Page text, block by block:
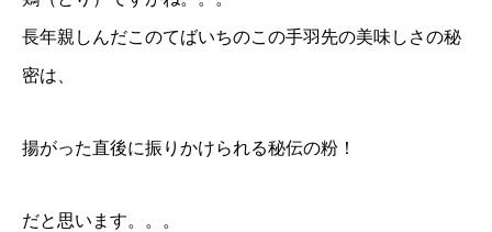
長年親しんだこのてばいちのこの手羽先の美味しさの秘
密は、
揚がった直後に振りかけられる秘伝の粉！
だと思います。。。